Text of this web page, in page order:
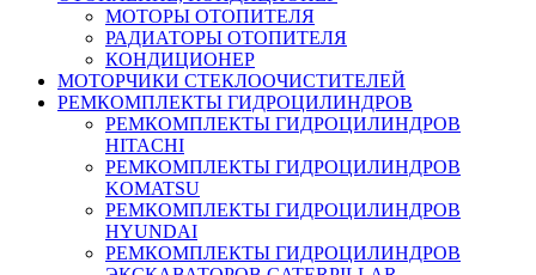
МОТОРЫ ОТОПИТЕЛЯ
РАДИАТОРЫ ОТОПИТЕЛЯ
КОНДИЦИОНЕР
МОТОРЧИКИ СТЕКЛООЧИСТИТЕЛЕЙ
РЕМКОМПЛЕКТЫ ГИДРОЦИЛИНДРОВ
РЕМКОМПЛЕКТЫ ГИДРОЦИЛИНДРОВ
HITACHI
РЕМКОМПЛЕКТЫ ГИДРОЦИЛИНДРОВ
KOMATSU
РЕМКОМПЛЕКТЫ ГИДРОЦИЛИНДРОВ
HYUNDAI
РЕМКОМПЛЕКТЫ ГИДРОЦИЛИНДРОВ